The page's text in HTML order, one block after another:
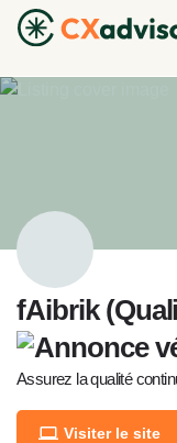
fAibrik
Assurez la qualité
Visiter le site